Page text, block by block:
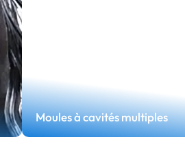
Moules à cavités multiples